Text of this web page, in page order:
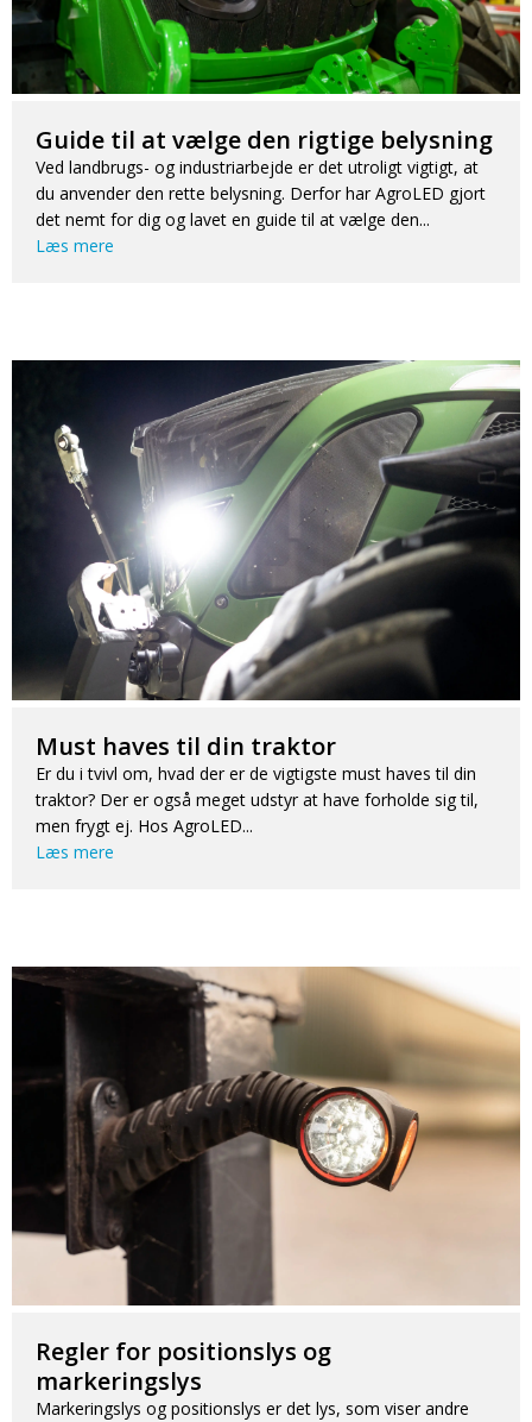
Guide til at vælge den rigtige belysning
Ved landbrugs- og industriarbejde er det utroligt vigtigt, at
du anvender den rette belysning. Derfor har AgroLED gjort
det nemt for dig og lavet en guide til at vælge den...
Læs mere
Must haves til din traktor
Er du i tvivl om, hvad der er de vigtigste must haves til din
traktor? Der er også meget udstyr at have forholde sig til,
men frygt ej. Hos AgroLED...
Læs mere
Regler for positionslys og
markeringslys
Markeringslys og positionslys er det lys, som viser andre